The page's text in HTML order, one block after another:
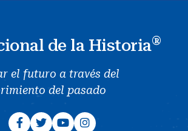
de la Historia®
el futuro a través del
del pasado